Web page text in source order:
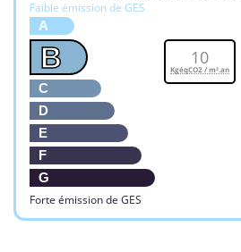
Faible émission de GES
A
B
C
D
E
F
G
Forte émission de GES
10
KgéqCO2 / m².an